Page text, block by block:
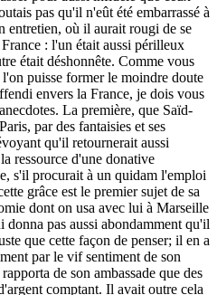
pas qu'il n'eût été embarrassé à
entretien, où il aurait rougi de se
: l'un était aussi périlleux
était déshonnête. Comme vous
puisse former le moindre doute
envers la France, je dois vous
La première, que Saïd-
par des fantaisies et ses
qu'il retournerait aussi
ressource d'une donative
s'il procurait à un quidam l'emploi
grâce est le premier sujet de sa
dont on usa avec lui à Marseille
pas aussi abondamment qu'il
que cette façon de penser; il en a
par le vif sentiment de son
de son ambassade que des
comptant. Il avait outre cela